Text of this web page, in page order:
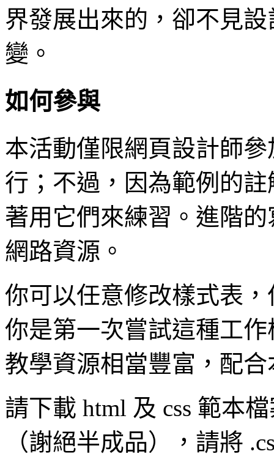
界發展出來的，卻不見
變。
如何參與
本活動僅限網頁設計師
行；不過，因為範例的
著用它們來練習。進階
網路資源。
你可以任意修改樣式表
你是第一次嘗試這種工
教學資源相當豐富，配
請下載 html 及 css 範本
（謝絕半成品），請將